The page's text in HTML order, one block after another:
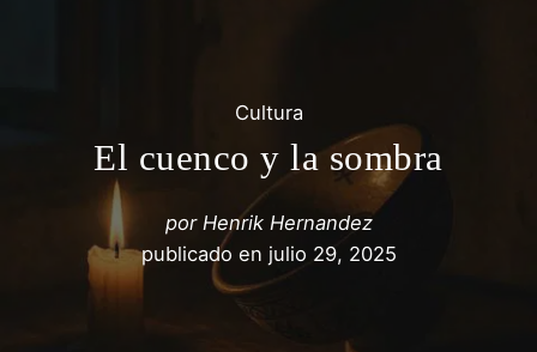
Cultura
El cuenco y la sombra
por Henrik Hernandez
publicado en julio 29, 2025